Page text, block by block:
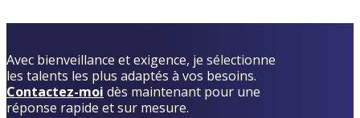
Avec bienveillance et exigence, je sélectionne
les talents les plus adaptés à vos besoins.
Contactez-moi dès maintenant pour une
réponse rapide et sur mesure.